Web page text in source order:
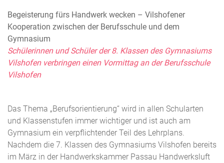
Begeisterung fürs Handwerk wecken – Vilshofener
Kooperation zwischen der Berufsschule und dem
Gymnasium
Schülerinnen und Schüler der 8. Klassen des Gymnasiums
Vilshofen verbringen einen Vormittag an der Berufsschule
Vilshofen
Das Thema „Berufsorientierung“ wird in allen Schularten
und Klassenstufen immer wichtiger und ist auch am
Gymnasium ein verpflichtender Teil des Lehrplans.
Nachdem die 7. Klassen des Gymnasiums Vilshofen bereits
im März in der Handwerkskammer Passau Handwerksluft